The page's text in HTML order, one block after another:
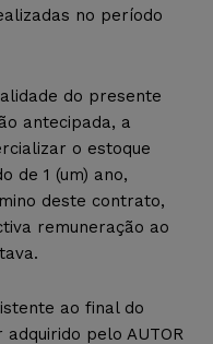
no período
do presente
antecipada, a
o estoque
de 1 (um) ano,
deste contrato,
remuneração ao
ao final do
pelo AUTOR